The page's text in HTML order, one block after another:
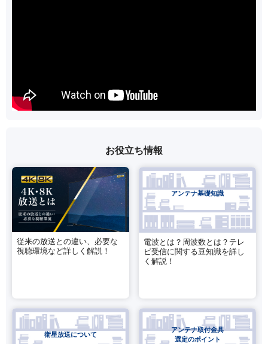
お役立ち情報
従来の放送との違い、必要な
視聴環境など詳しく解説！
アンテナ基礎知識
電波とは？周波数とは？テレ
ビ受信に関する豆知識を詳し
く解説！
衛星放送について
アンテナ取付金具
選定のポイント